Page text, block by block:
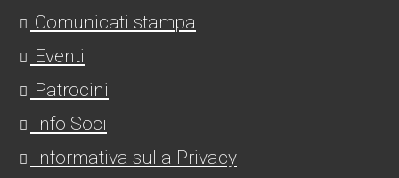
Comunicati stampa
Eventi
Patrocini
Info Soci
Informativa sulla Privacy